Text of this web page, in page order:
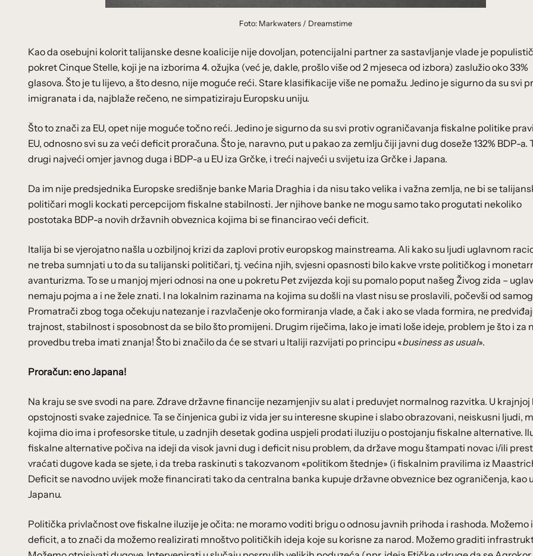
Foto: Markwaters / Dreamstime
Kao da osebujni kolorit talijanske desne koalicije nije dovoljan, potencijalni partner za sastavljanje vlade je
pokret Cinque Stelle, koji je na izborima 4. ožujka (već je, dakle, prošlo više od 2 mjeseca od izbora) zaslužio oko 33%
glasova. Što je tu lijevo, a što desno, nije moguće reći. Stare klasifikacije više ne pomažu. Jedino je sigurno da su svi
imigranata i da, najblaže rečeno, ne simpatiziraju Europsku uniju.
Što to znači za EU, opet nije moguće točno reći. Jedino je sigurno da su svi protiv ograničavanja fiskalne politike
EU, odnosno svi su za veći deficit proračuna. Što je, naravno, put u pakao za zemlju čiji javni dug doseže 132% BDP-a.
drugi najveći omjer javnog duga i BDP-a u EU iza Grčke, i treći najveći u svijetu iza Grčke i Japana.
Da im nije predsjednika Europske središnje banke Maria Draghia i da nisu tako velika i važna zemlja, ne bi se
političari mogli kockati percepcijom fiskalne stabilnosti. Jer njihove banke ne mogu samo tako progutati nekoliko
postotaka BDP-a novih državnih obveznica kojima bi se financirao veći deficit.
Italija bi se vjerojatno našla u ozbiljnoj krizi da zaplovi protiv europskog mainstreama. Ali kako su ljudi uglavnom
ne treba sumnjati u to da su talijanski političari, tj. većina njih, svjesni opasnosti bilo kakve vrste političkog i
avanturizma. To se u manjoj mjeri odnosi na one u pokretu Pet zvijezda koji su pomalo poput našeg Živog zida –
nemaju pojma a i ne žele znati. I na lokalnim razinama na kojima su došli na vlast nisu se proslavili, počevši od
Promatrači zbog toga očekuju natezanje i razvlačenje oko formiranja vlade, a čak i ako se vlada formira, ne
trajnost, stabilnost i sposobnost da se bilo što promijeni. Drugim riječima, lako je imati loše ideje, problem je što i za
provedbu treba imati znanja! Što bi značilo da će se stvari u Italiji razvijati po principu «business as usual».
Proračun: eno Japana!
Na kraju se sve svodi na pare. Zdrave državne financije nezamjenjiv su alat i preduvjet normalnog razvitka. U krajnjoj
opstojnosti svake zajednice. Ta se činjenica gubi iz vida jer su interesne skupine i slabo obrazovani, neiskusni ljudi,
kojima dio ima i profesorske titule, u zadnjih desetak godina uspjeli prodati iluziju o postojanju fiskalne alternative.
fiskalne alternative počiva na ideji da visok javni dug i deficit nisu problem, da države mogu štampati novac i/ili
vraćati dugove kada se sjete, i da treba raskinuti s takozvanom «politikom štednje» (i fiskalnim pravilima iz
Deficit se navodno uvijek može financirati tako da centralna banka kupuje državne obveznice bez ograničenja, kao
Japanu.
Politička privlačnost ove fiskalne iluzije je očita: ne moramo voditi brigu o odnosu javnih prihoda i rashoda. Možemo
deficit, a to znači da možemo realizirati mnoštvo političkih ideja koje su korisne za narod. Možemo graditi